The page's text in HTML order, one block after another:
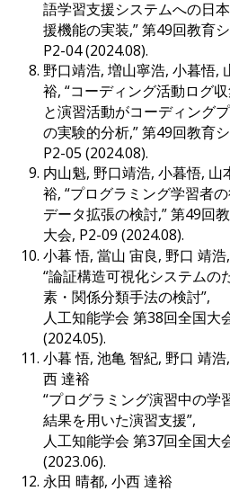
語学習支援システムへの日
援機能の実装,” 第49回教育
P2-04 (2024.08).
野口靖浩, 増山寧浩, 小暮悟,
裕, “コーディング活動ログ
と演習活動がコーディング
の実験的分析,” 第49回教育
P2-05 (2024.08).
内山魁, 野口靖浩, 小暮悟,
裕, “プログラミング学習者
データ拡張の検討,” 第49回
大会, P2-09 (2024.08).
小暮 悟, 當山 宙良, 野口 靖
“論証構造可視化システムの
素・関係分類手法の検討”,
人工知能学会 第38回全国大
(2024.05).
小暮 悟, 池亀 智紀, 野口 靖
西 達裕
“プログラミング演習中の学
結果を用いた演習支援”,
人工知能学会 第37回全国大
(2023.06).
永田 晴都, 小西 達裕